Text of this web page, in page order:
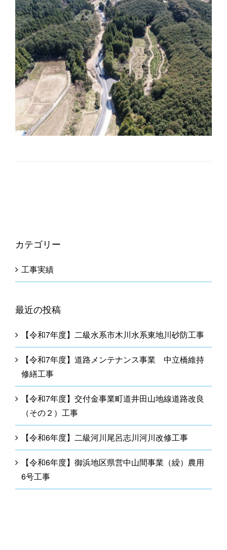
カテゴリー
工事実績
最近の投稿
【令和7年度】二級水系市木川水系東地川砂防工事
【令和7年度】道路メンテナンス事業 中立橋維持
修繕工事
【令和7年度】交付金事業町道井田山地線道路改良
（その２）工事
【令和6年度】二級河川尾呂志川河川改修工事
【令和6年度】御浜地区県営中山間事業（繰）農用
6号工事